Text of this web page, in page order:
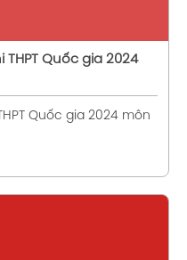
Quốc gia 2024
Quốc gia 2024 môn